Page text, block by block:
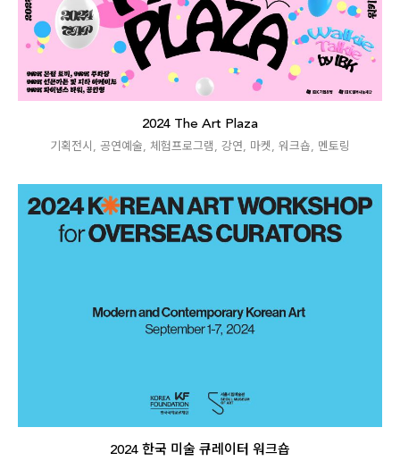
2024 The Art Plaza
기획전시 , 공연예술, 체험프로그램 , 강연, 마켓 , 워크숍, 멘토링
2024 한국 미술 큐레이터 워크숍